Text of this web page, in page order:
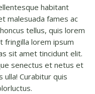
habitant
malesuada fames ac
tellus, quis lorem
fringilla lorem ipsum
sit amet tincidunt elit.
senectus et netus et
Curabitur quis